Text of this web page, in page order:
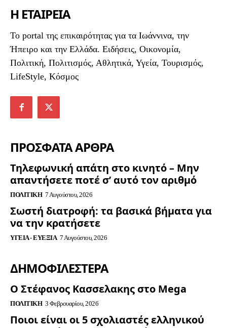
Η ΕΤΑΙΡΕΙΑ
To portal της επικαιρότητας για τα Ιωάννινα, την
Ήπειρο και την Ελλάδα. Ειδήσεις, Οικονομία,
Πολιτική, Πολιτισμός, Αθλητικά, Υγεία, Τουρισμός,
LifeStyle, Κόσμος
ΠΡΟΣΦΑΤΑ ΑΡΘΡΑ
Τηλεφωνική απάτη στο κινητό – Μην
απαντήσετε ποτέ σ’ αυτό τον αριθμό
ΠΟΛΙΤΙΚΉ 7 Αυγούστου, 2026
Σωστή διατροφή: τα βασικά βήματα για
να την κρατήσετε
ΥΓΕΊΑ - ΕΥΕΞΊΑ 7 Αυγούστου, 2026
ΔΗΜΟΦΙΛΈΣΤΕΡΑ
Ο Στέφανος Κασσελακης στο Mega
ΠΟΛΙΤΙΚΉ 3 Φεβρουαρίου, 2026
Ποιοι είναι οι 5 σχολιαστές ελληνικού